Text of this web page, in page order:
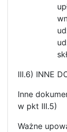
III.6) INNE
Inne
w pkt III.5)
Ważne